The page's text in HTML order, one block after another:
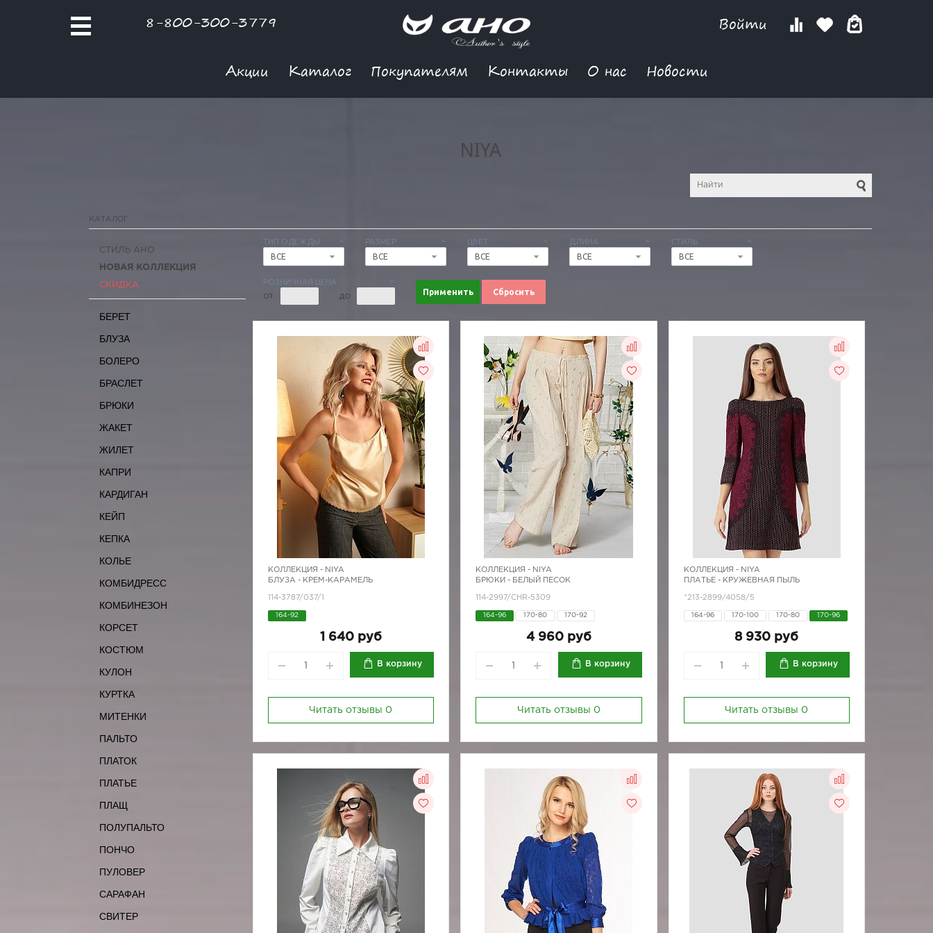
8-800-300-3779 Войти
Акции Каталог Покупателям Контакты О нас Новости
NIYA
КАТАЛОГ
ТИП ОДЕЖДЫ
ВСЕ
РАЗМЕР
ВСЕ
ЦВЕТ
ВСЕ
ДЛИНА
ВСЕ
СТИЛЬ
ВСЕ
РОЗНИЧНАЯ ЦЕНА
ОТ ДО Применить Сбросить
СТИЛЬ АНО
НОВАЯ КОЛЛЕКЦИЯ
СКИДКА
БЕРЕТ
БЛУЗА
БОЛЕРО
БРАСЛЕТ
БРЮКИ
ЖАКЕТ
ЖИЛЕТ
КАПРИ
КАРДИГАН
КЕЙП
КЕПКА
КОЛЬЕ
КОМБИДРЕСС
КОМБИНЕЗОН
КОРСЕТ
КОСТЮМ
КУЛОН
КУРТКА
МИТЕНКИ
ПАЛЬТО
ПЛАТОК
ПЛАТЬЕ
ПЛАЩ
ПОЛУПАЛЬТО
ПОНЧО
ПУЛОВЕР
САРАФАН
СВИТЕР
КОЛЛЕКЦИЯ - NIYA
БЛУЗА - КРЕМ-КАРАМЕЛЬ
114-3787/037/1
164-92
1 640 руб
В корзину
Читать отзывы 0
КОЛЛЕКЦИЯ - NIYA
БРЮКИ - БЕЛЫЙ ПЕСОК
114-2997/CHR-5309
164-96 170-80 170-92
4 960 руб
В корзину
Читать отзывы 0
КОЛЛЕКЦИЯ - NIYA
ПЛАТЬЕ - КРУЖЕВНАЯ ПЫЛЬ
*213-2899/4058/5
164-96 170-100 170-80 170-96
8 930 руб
В корзину
Читать отзывы 0